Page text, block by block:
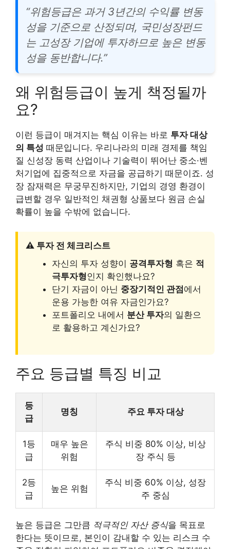
“위험등급은 과거 3년간의 수익률 변동
성을 기준으로 산정되며, 국민성장펀드
는 고성장 기업에 투자하므로 높은 변동
성을 동반합니다.”
왜 위험등급이 높게 책정될까
요?
이런 등급이 매겨지는 핵심 이유는 바로 투자 대상
의 특성 때문입니다. 우리나라의 미래 경제를 책임
질 신성장 동력 산업이나 기술력이 뛰어난 중소·벤
처기업에 집중적으로 자금을 공급하기 때문이죠. 성
장 잠재력은 무궁무진하지만, 기업의 경영 환경이
급변할 경우 일반적인 채권형 상품보다 원금 손실
확률이 높을 수밖에 없습니다.
⚠️ 투자 전 체크리스트
자신의 투자 성향이 공격투자형 혹은 적
극투자형 인지 확인했나요?
단기 자금이 아닌 중장기적인 관점에서
운용 가능한 여유 자금인가요?
포트폴리오 내에서 분산 투자의 일환으
로 활용하고 계신가요?
주요 등급별 특징 비교
등
급
명칭 주요 투자 대상
1등
급
매우 높은
위험
주식 비중 80% 이상, 비상
장 주식 등
2등
급
높은 위험
주식 비중 60% 이상, 성장
주 중심
높은 등급은 그만큼 적극적인 자산 증식을 목표로
한다는 뜻이므로, 본인이 감내할 수 있는 리스크 수